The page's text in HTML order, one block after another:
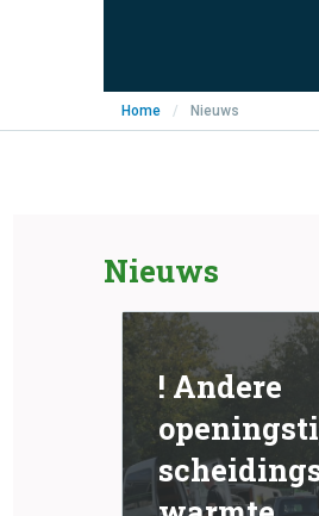
Home / Nieuws
Nieuws
! Andere